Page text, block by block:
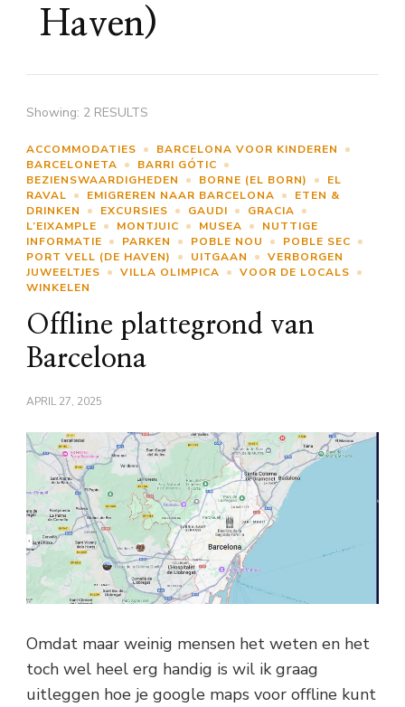
Haven)
Showing: 2 RESULTS
ACCOMMODATIES
BARCELONA VOOR KINDEREN
BARCELONETA
BARRI GÓTIC
BEZIENSWAARDIGHEDEN
BORNE (EL BORN)
EL
RAVAL
EMIGREREN NAAR BARCELONA
ETEN &
DRINKEN
EXCURSIES GAUDI
GRACIA
L’EIXAMPLE
MONTJUIC MUSEA
NUTTIGE
INFORMATIE
PARKEN POBLE NOU
POBLE SEC
PORT VELL (DE HAVEN)
UITGAAN
VERBORGEN
JUWEELTJES
VILLA OLIMPICA
VOOR DE LOCALS
WINKELEN
Offline plattegrond van
Barcelona
APRIL 27, 2025
Omdat maar weinig mensen het weten en het
toch wel heel erg handig is wil ik graag
uitleggen hoe je google maps voor offline kunt